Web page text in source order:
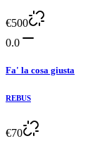
€500
0.0
Fa' la cosa giusta
REBUS
€70